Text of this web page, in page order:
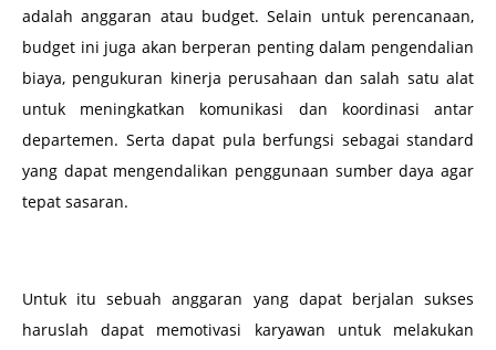
adalah anggaran atau budget. Selain untuk perencanaan,
budget ini juga akan berperan penting dalam pengendalian
biaya, pengukuran kinerja perusahaan dan salah satu alat
untuk meningkatkan komunikasi dan koordinasi antar
departemen. Serta dapat pula berfungsi sebagai standard
yang dapat mengendalikan penggunaan sumber daya agar
tepat sasaran.
Untuk itu sebuah anggaran yang dapat berjalan sukses
haruslah dapat memotivasi karyawan untuk melakukan